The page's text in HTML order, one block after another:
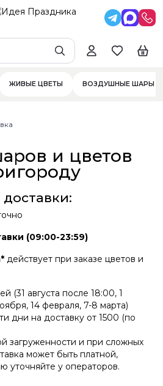
ЖИВЫЕ ЦВЕТЫ ВОЗДУШНЫЕ ШАРЫ
и цветов
(09:00-23:59)
действует при заказе цветов и
(31 августа после 18:00, 1
14 февраля, 7-8 марта)
дни на доставку от 1500 (по
загруженности и при сложных
может быть платной,
уточняйте у операторов.